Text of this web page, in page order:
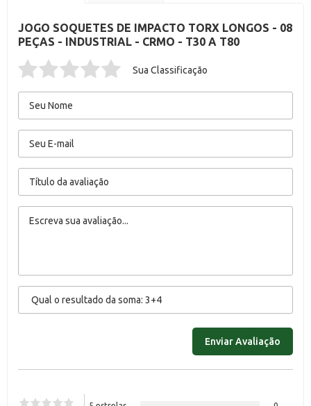
JOGO SOQUETES DE IMPACTO TORX LONGOS - 08
PEÇAS - INDUSTRIAL - CRMO - T30 A T80
Sua Classificação